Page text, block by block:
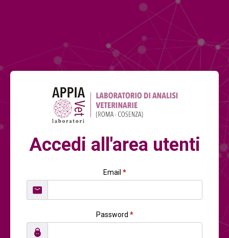
Accedi all'area utenti
Email *
Password *